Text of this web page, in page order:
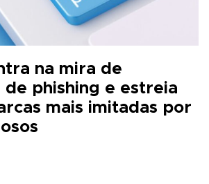
na mira de
de phishing e estreia
mais imitadas por